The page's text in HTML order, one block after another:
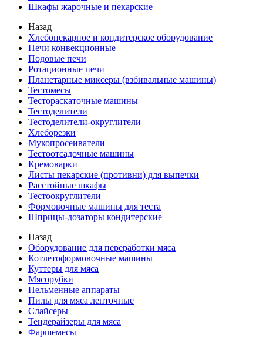
Шкафы жарочные и пекарские
Назад
Хлебопекарное и кондитерское оборудование
Печи конвекционные
Подовые печи
Ротационные печи
Планетарные миксеры (взбивальные машины)
Тестомесы
Тестораскаточные машины
Тестоделители
Тестоделители-округлители
Хлеборезки
Мукопросеиватели
Тестоотсадочные машины
Кремоварки
Листы пекарские (противни) для выпечки
Расстойные шкафы
Тестоокруглители
Формовочные машины для теста
Шприцы-дозаторы кондитерские
Назад
Оборудование для переработки мяса
Котлетоформовочные машины
Куттеры для мяса
Мясорубки
Пельменные аппараты
Пилы для мяса ленточные
Слайсеры
Тендерайзеры для мяса
Фаршемесы